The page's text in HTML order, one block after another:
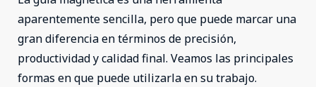
aparentemente sencilla, pero que puede marcar una
gran diferencia en términos de precisión,
productividad y calidad final. Veamos las principales
formas en que puede utilizarla en su trabajo.